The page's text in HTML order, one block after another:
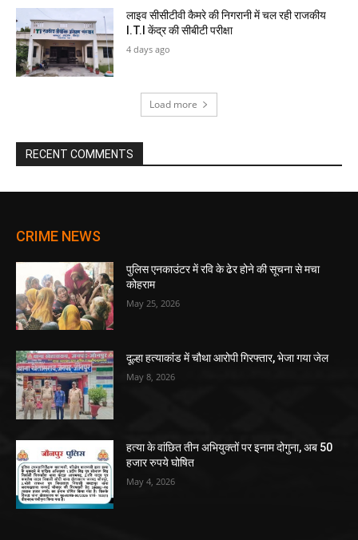
लाइव सीसीटीवी कैमरे की निगरानी में चल रही राजकीय
I.T.I केंद्र की सीबीटी परीक्षा
4 days ago
Load more
RECENT COMMENTS
CRIME NEWS
पुलिस एनकाउंटर में रवि के ढेर होने की सूचना से मचा
कोहराम
May 25, 2026
दूल्हा हत्याकांड में चौथा आरोपी गिरफ्तार, भेजा गया जेल
May 8, 2026
हत्या के वांछित तीन अभियुक्तों पर इनाम दोगुना, अब 50
हजार रुपये घोषित
May 4, 2026